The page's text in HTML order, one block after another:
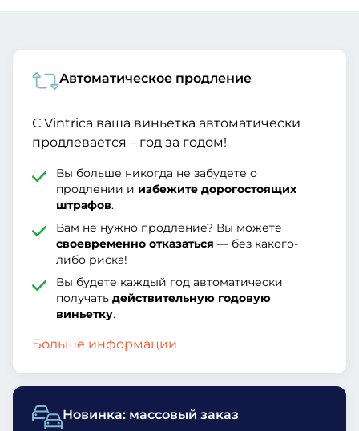
Новинка: массовый заказ
Автоматическое продление
С Vintrica ваша виньетка автоматически
продлевается – год за годом!
Вы больше никогда не забудете о
продлении и избежите дорогостоящих
штрафов.
Вам не нужно продление? Вы можете
своевременно отказаться — без какого-
либо риска!
Вы будете каждый год автоматически
получатьдействительную годовую
виньетку.
Больше информации